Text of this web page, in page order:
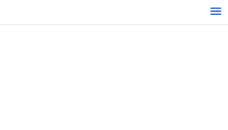
konten